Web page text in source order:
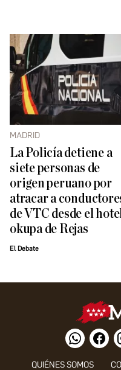
MADRID
La Policía detiene a
siete personas de
origen peruano por
atracar a
de VTC desde el
okupa de Rejas
El Debate
QUIÉNES SOMOS